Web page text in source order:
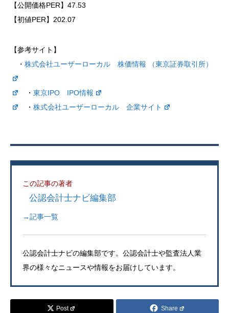
【公開価格PER】47.53
【初値PER】202.07
【参考サイト】
・ 株式会社ユーザーローカル 株価情報 （東京証券取引所）
・ 東京IPO IPO情報
・ 株式会社ユーザーローカル 企業サイト
この記事の著者
公認会計士ナビ編集部
→記事一覧
公認会計士ナビの編集部です。公認会計士や監査法人業
界の様々なニュースや情報をお届けしています。
Post Share